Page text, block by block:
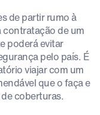
de partir rumo à
contratação de um
poderá evitar
pelo país. É
viajar com um
que o faça e
coberturas.